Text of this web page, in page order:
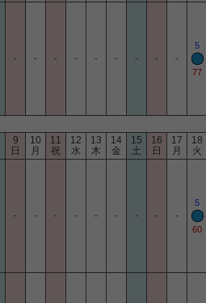
- - - - - - - - -
5
77
9
日
10
月
11
祝
12
水
13
木
14
金
15
土
16
日
17
月
18
火
- - - - - - - - -
5
60